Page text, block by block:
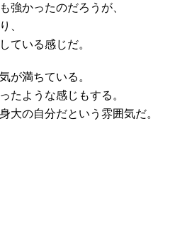
強かったのだろうが、
、
ている感じだ。
が満ちている。
たような感じもする。
大の自分だという雰囲気だ。